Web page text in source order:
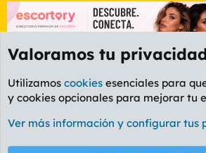
Foro General
Cookies
PL OLDSTYLE AMARILLO
Valoramos tu
Utilizamos cookies esenciales para
y cookies opcionales para mejorar tu
Ver más información y configurar tus